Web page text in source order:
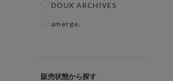
DOUX ARCHIVES
amerge.
販売状態